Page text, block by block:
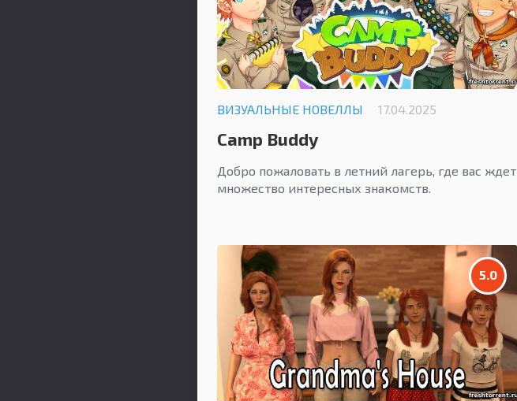
ВИЗУАЛЬНЫЕ НОВЕЛЛЫ 17.04.2025
Camp Buddy
Добро пожаловать в летний лагерь, где вас ждет
множество интересных знакомств.
5.0